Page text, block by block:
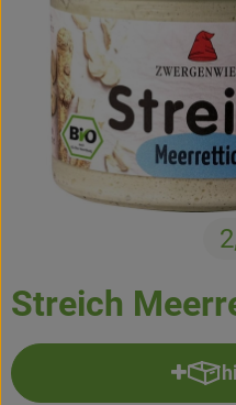
Kühltheke
Backstube
Küchenzauber
Über den Tag
Großgebinde
Streich